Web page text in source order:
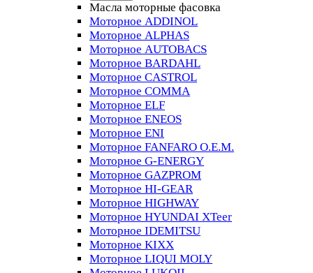
Масла моторные фасовка
Моторное ADDINOL
Моторное ALPHAS
Моторное AUTOBACS
Моторное BARDAHL
Моторное CASTROL
Моторное COMMA
Моторное ELF
Моторное ENEOS
Моторное ENI
Моторное FANFARO O.E.M.
Моторное G-ENERGY
Моторное GAZPROM
Моторное HI-GEAR
Моторное HIGHWAY
Моторное HYUNDAI XTeer
Моторное IDEMITSU
Моторное KIXX
Моторное LIQUI MOLY